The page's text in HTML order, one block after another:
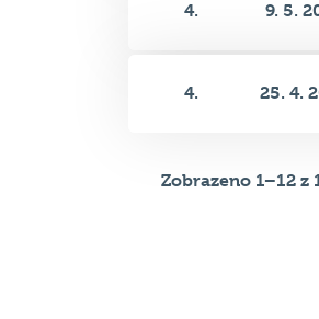
4. 25. 4.
Zobrazeno 1–12 z